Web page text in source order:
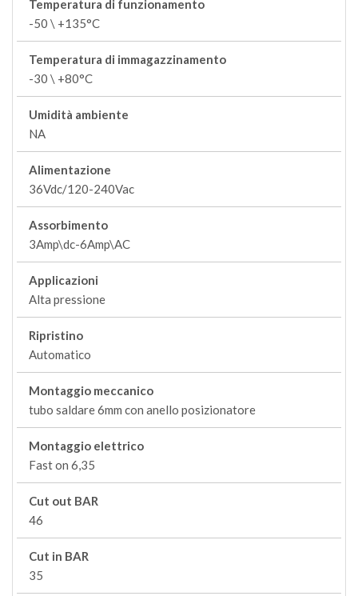
Temperatura di funzionamento
-50 \ +135°C
Temperatura di immagazzinamento
-30 \ +80°C
Umidità ambiente
NA
Alimentazione
36Vdc/120-240Vac
Assorbimento
3Amp\dc-6Amp\AC
Applicazioni
Alta pressione
Ripristino
Automatico
Montaggio meccanico
tubo saldare 6mm con anello posizionatore
Montaggio elettrico
Fast on 6,35
Cut out BAR
46
Cut in BAR
35